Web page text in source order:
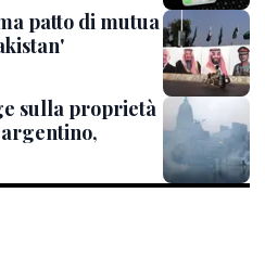
patto di mutua
sulla proprietà